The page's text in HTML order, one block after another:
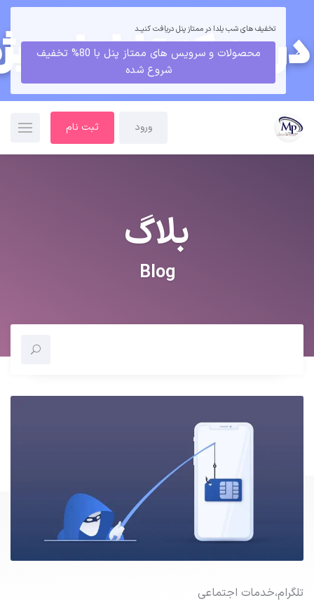
تخفیف های شب یلدا در ممتاز پنل دریافت کنیــد
محصولات و سرویس های ممتاز پنل با 80% تخفیف
شروع شده
ورود ثبت نام
بلاگ
Blog
تلگرام،خدمات اجتماعی